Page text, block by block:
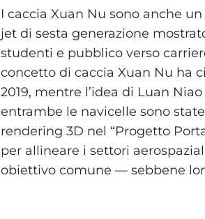
I caccia Xuan Nu sono anche
jet di sesta generazione
studenti e pubblico verso
concetto di caccia Xuan Nu ha
2019, mentre l’idea di Luan
entrambe le navicelle sono
rendering 3D nel “Progetto
per allineare i settori
obiettivo comune — sebbene